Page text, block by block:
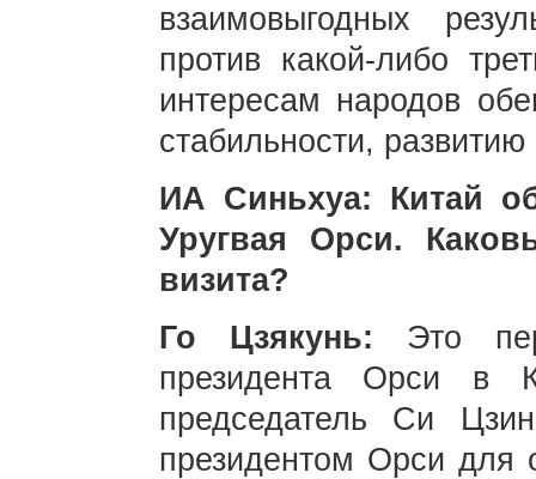
взаимовыгодных
против какой-либо
интересам народов
стабильности,
ИА Синьхуа: Китай
Уругвая Орси.
визита?
Го Цзякунь: Это
президента Орси в
председатель Си
президентом Орси для